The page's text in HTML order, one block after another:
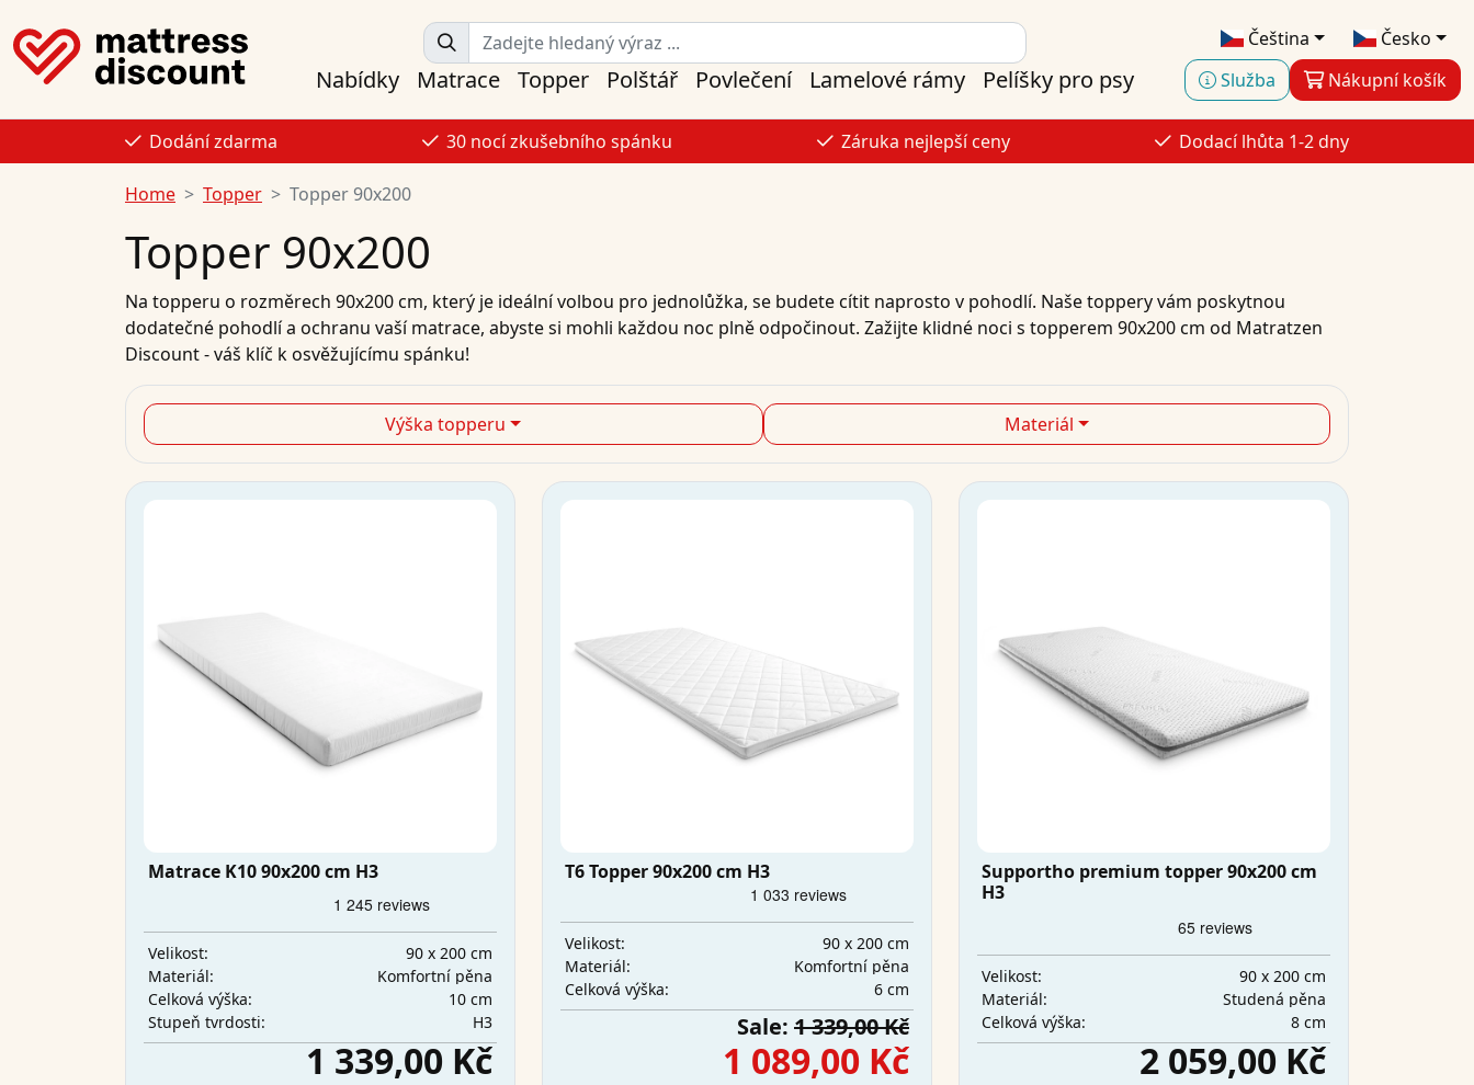
Čeština
Česko
Služba
Nákupní košík
Nabídky Matrace Topper Polštář Povlečení Lamelové rámy Pelíšky pro psy
Dodání zdarma 30 nocí zkušebního spánku Záruka nejlepší ceny Dodací lhůta 1-2 dny
Home Topper Topper 90x200
Topper 90x200
Na topperu o rozměrech 90x200 cm, který je ideální volbou pro jednolůžka, se budete cítit naprosto v pohodlí. Naše toppery vám poskytnou
dodatečné pohodlí a ochranu vaší matrace, abyste si mohli každou noc plně odpočinout. Zažijte klidné noci s topperem 90x200 cm od Matratzen
Discount - váš klíč k osvěžujícímu spánku!
Výška topperu Materiál
Matrace K10 90x200 cm H3
Velikost:
90 x 200 cm
Materiál:
Komfortní pěna
Celková výška:
10 cm
Stupeň tvrdosti:
H3
1 339,00 Kč
T6 Topper 90x200 cm H3
Velikost:
90 x 200 cm
Materiál:
Komfortní pěna
Celková výška:
6 cm
Sale: 1 339,00 Kč
1 089,00 Kč
Supportho premium topper 90x200 cm
H3
Velikost:
90 x 200 cm
Materiál:
Studená pěna
Celková výška:
8 cm
2 059,00 Kč